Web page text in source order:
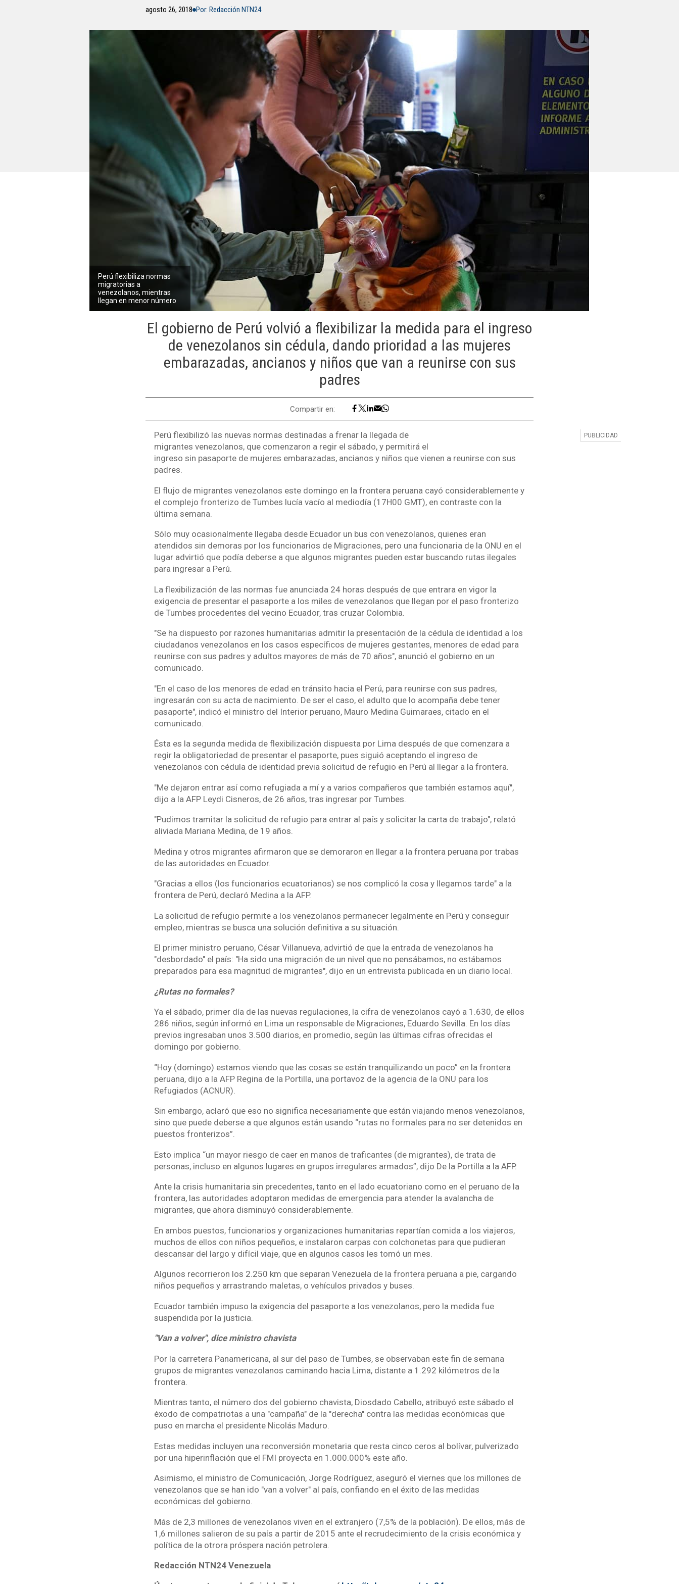
agosto 26, 2018 Por: Redacción NTN24
Perú flexibiliza normas
migratorias a
venezolanos, mientras
llegan en menor número
El gobierno de Perú volvió a flexibilizar la medida para el ingreso
de venezolanos sin cédula, dando prioridad a las mujeres
embarazadas, ancianos y niños que van a reunirse con sus
padres
Compartir en:
Perú flexibilizó las nuevas normas destinadas a frenar la llegada de
migrantes venezolanos, que comenzaron a regir el sábado, y permitirá el
ingreso sin pasaporte de mujeres embarazadas, ancianos y niños que vienen a reunirse con sus
padres.
El flujo de migrantes venezolanos este domingo en la frontera peruana cayó considerablemente y
el complejo fronterizo de Tumbes lucía vacío al mediodía (17H00 GMT), en contraste con la
última semana.
Sólo muy ocasionalmente llegaba desde Ecuador un bus con venezolanos, quienes eran
atendidos sin demoras por los funcionarios de Migraciones, pero una funcionaria de la ONU en el
lugar advirtió que podía deberse a que algunos migrantes pueden estar buscando rutas ilegales
para ingresar a Perú.
La flexibilización de las normas fue anunciada 24 horas después de que entrara en vigor la
exigencia de presentar el pasaporte a los miles de venezolanos que llegan por el paso fronterizo
de Tumbes procedentes del vecino Ecuador, tras cruzar Colombia.
"Se ha dispuesto por razones humanitarias admitir la presentación de la cédula de identidad a los
ciudadanos venezolanos en los casos específicos de mujeres gestantes, menores de edad para
reunirse con sus padres y adultos mayores de más de 70 años", anunció el gobierno en un
comunicado.
"En el caso de los menores de edad en tránsito hacia el Perú, para reunirse con sus padres,
ingresarán con su acta de nacimiento. De ser el caso, el adulto que lo acompaña debe tener
pasaporte", indicó el ministro del Interior peruano, Mauro Medina Guimaraes, citado en el
comunicado.
Ésta es la segunda medida de flexibilización dispuesta por Lima después de que comenzara a
regir la obligatoriedad de presentar el pasaporte, pues siguió aceptando el ingreso de
venezolanos con cédula de identidad previa solicitud de refugio en Perú al llegar a la frontera.
"Me dejaron entrar así como refugiada a mí y a varios compañeros que también estamos aquí",
dijo a la AFP Leydi Cisneros, de 26 años, tras ingresar por Tumbes.
"Pudimos tramitar la solicitud de refugio para entrar al país y solicitar la carta de trabajo", relató
aliviada Mariana Medina, de 19 años.
Medina y otros migrantes afirmaron que se demoraron en llegar a la frontera peruana por trabas
de las autoridades en Ecuador.
"Gracias a ellos (los funcionarios ecuatorianos) se nos complicó la cosa y llegamos tarde" a la
frontera de Perú, declaró Medina a la AFP.
La solicitud de refugio permite a los venezolanos permanecer legalmente en Perú y conseguir
empleo, mientras se busca una solución definitiva a su situación.
El primer ministro peruano, César Villanueva, advirtió de que la entrada de venezolanos ha
"desbordado" el país: "Ha sido una migración de un nivel que no pensábamos, no estábamos
preparados para esa magnitud de migrantes", dijo en un entrevista publicada en un diario local.
¿Rutas no formales?
Ya el sábado, primer día de las nuevas regulaciones, la cifra de venezolanos cayó a 1.630, de ellos
286 niños, según informó en Lima un responsable de Migraciones, Eduardo Sevilla. En los días
previos ingresaban unos 3.500 diarios, en promedio, según las últimas cifras ofrecidas el
domingo por gobierno.
“Hoy (domingo) estamos viendo que las cosas se están tranquilizando un poco” en la frontera
peruana, dijo a la AFP Regina de la Portilla, una portavoz de la agencia de la ONU para los
Refugiados (ACNUR).
Sin embargo, aclaró que eso no significa necesariamente que están viajando menos venezolanos,
sino que puede deberse a que algunos están usando “rutas no formales para no ser detenidos en
puestos fronterizos”.
Esto implica “un mayor riesgo de caer en manos de traficantes (de migrantes), de trata de
personas, incluso en algunos lugares en grupos irregulares armados”, dijo De la Portilla a la AFP.
Ante la crisis humanitaria sin precedentes, tanto en el lado ecuatoriano como en el peruano de la
frontera, las autoridades adoptaron medidas de emergencia para atender la avalancha de
migrantes, que ahora disminuyó considerablemente.
En ambos puestos, funcionarios y organizaciones humanitarias repartían comida a los viajeros,
muchos de ellos con niños pequeños, e instalaron carpas con colchonetas para que pudieran
descansar del largo y difícil viaje, que en algunos casos les tomó un mes.
Algunos recorrieron los 2.250 km que separan Venezuela de la frontera peruana a pie, cargando
niños pequeños y arrastrando maletas, o vehículos privados y buses.
Ecuador también impuso la exigencia del pasaporte a los venezolanos, pero la medida fue
suspendida por la justicia.
"Van a volver", dice ministro chavista
Por la carretera Panamericana, al sur del paso de Tumbes, se observaban este fin de semana
grupos de migrantes venezolanos caminando hacia Lima, distante a 1.292 kilómetros de la
frontera.
Mientras tanto, el número dos del gobierno chavista, Diosdado Cabello, atribuyó este sábado el
éxodo de compatriotas a una "campaña" de la "derecha" contra las medidas económicas que
puso en marcha el presidente Nicolás Maduro.
Estas medidas incluyen una reconversión monetaria que resta cinco ceros al bolívar, pulverizado
por una hiperinflación que el FMI proyecta en 1.000.000% este año.
Asimismo, el ministro de Comunicación, Jorge Rodríguez, aseguró el viernes que los millones de
venezolanos que se han ido "van a volver" al país, confiando en el éxito de las medidas
económicas del gobierno.
Más de 2,3 millones de venezolanos viven en el extranjero (7,5% de la población). De ellos, más de
1,6 millones salieron de su país a partir de 2015 ante el recrudecimiento de la crisis económica y
política de la otrora próspera nación petrolera.
Redacción NTN24 Venezuela